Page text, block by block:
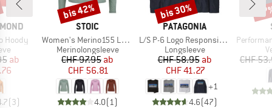
Hoody
Preis
ab
(3)
MARKE
STOIC
Artikel
Women's Merino155 LaholmSt. L/S
Produktgruppe
Merinolongsleeve
Preis
CHF 97.95reduzierter Preis
ab
CHF 56.81
4.0(1 )
Rabatt
bis 42%
MARKE
PATAGONIA
Artikel
L/S P-6 Logo Responsibili-Tee
Produktgruppe
Longsleeve
Preis
CHF 58.95reduzierter Preis
ab
CHF 41.27
+1
4.6(47)
Rabatt
bis 30%
Artikel
CHF